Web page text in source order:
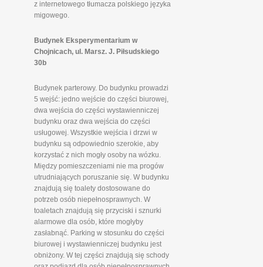
z internetowego tłumacza polskiego języka
migowego.
Budynek Eksperymentarium w
Chojnicach, ul. Marsz. J. Piłsudskiego
30b
Budynek parterowy. Do budynku prowadzi
5 wejść: jedno wejście do części biurowej,
dwa wejścia do części wystawienniczej
budynku oraz dwa wejścia do części
usługowej. Wszystkie wejścia i drzwi w
budynku są odpowiednio szerokie, aby
korzystać z nich mogły osoby na wózku.
Między pomieszczeniami nie ma progów
utrudniających poruszanie się. W budynku
znajdują się toalety dostosowane do
potrzeb osób niepełnosprawnych. W
toaletach znajdują się przyciski i sznurki
alarmowe dla osób, które mogłyby
zasłabnąć. Parking w stosunku do części
biurowej i wystawienniczej budynku jest
obniżony. W tej części znajdują się schody